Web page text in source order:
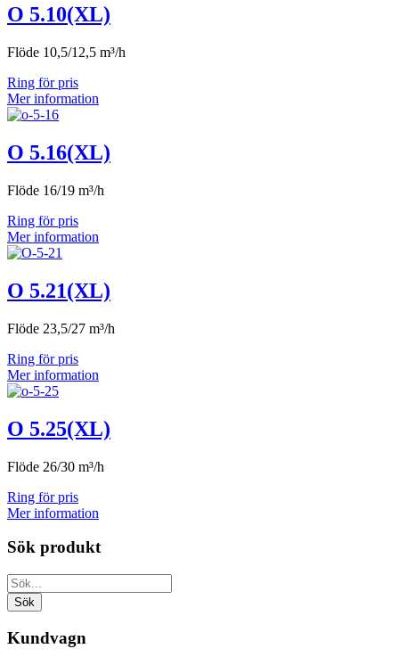
O 5.10(XL)
Flöde 10,5/12,5 m³/h
Ring för pris
Mer information
O 5.16(XL)
Flöde 16/19 m³/h
Ring för pris
Mer information
O 5.21(XL)
Flöde 23,5/27 m³/h
Ring för pris
Mer information
O 5.25(XL)
Flöde 26/30 m³/h
Ring för pris
Mer information
Sök produkt
Kundvagn